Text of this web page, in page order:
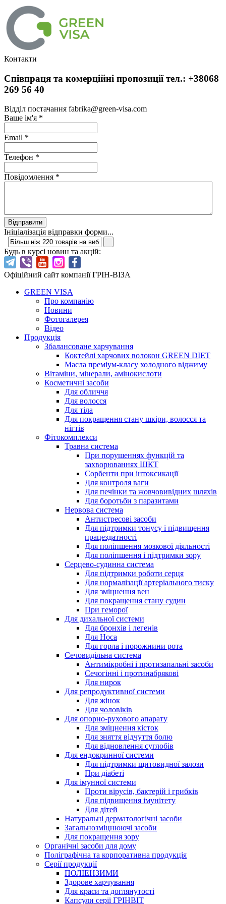
Контакти
Співпраця та комерційні пропозиції тел.: +38068
269 56 40
Відділ постачання fabrika@green-visa.com
Ваше ім'я *
Email *
Телефон *
Повідомлення *
Відправити
Ініціалізація відправки форми...
Будь в курсі новин та акцій:
Офіційний сайт компанії ГРІН-ВІЗА
GREEN VISA
Про компанію
Новини
Фотогалерея
Відео
Продукція
Збалансоване харчування
Коктейлі харчових волокон GREEN DIET
Масла преміум-класу холодного віджиму
Вітаміни, мінерали, амінокислоти
Косметичні засоби
Для обличчя
Для волосся
Для тіла
Для покращення стану шкіри, волосся та
нігтів
Фітокомплекси
Травна система
При порушеннях функцій та
захворюваннях ШКТ
Сорбенти при інтоксикації
Для контроля ваги
Для печінки та жовчовивідних шляхів
Для боротьби з паразитами
Нервова система
Антистресові засоби
Для підтримки тонусу і підвищення
працездатності
Для поліпшення мозкової діяльності
Для поліпшення і підтримки зору
Серцево-судинна система
Для підтримки роботи серця
Для нормалізації артеріального тиску
Для зміцнення вен
Для покращення стану судин
При геморої
Для дихальної системи
Для бронхів і легенів
Для Носа
Для горла і порожнини рота
Сечовидільна система
Антимікробні і протизапальні засоби
Сечогінні і протинабрякові
Для нирок
Для репродуктивної системи
Для жінок
Для чоловіків
Для опорно-рухового апарату
Для зміцнення кісток
Для зняття відчуття болю
Для відновлення суглобів
Для ендокринної системи
Для підтримки щитовидної залози
При діабеті
Для імунної системи
Проти вірусів, бактерій і грибків
Для підвищення імунітету
Для дітей
Натуральні дерматологічні засоби
Загальнозміцнюючі засоби
Для покращення зору
Органічні засоби для дому
Поліграфічна та корпоративна продукція
Серії продукції
ПОЛІЕНЗИМИ
Здорове харчування
Для краси та доглянутості
Капсули серії ГРІНВІТ